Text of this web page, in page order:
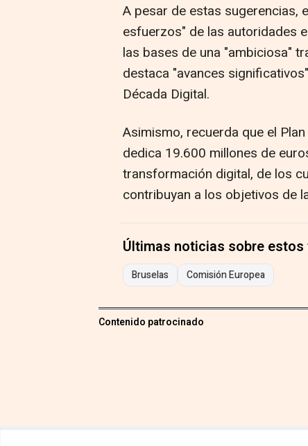
A pesar de estas sugerencias,
esfuerzos" de las autoridades
las bases de una "ambiciosa"
destaca "avances
Década Digital.
Asimismo, recuerda que el
dedica 19.600 millones de
transformación digital, de los
contribuyan a los objetivos de
Últimas noticias sobre estos
Bruselas Comisión Europea
Contenido patrocinado